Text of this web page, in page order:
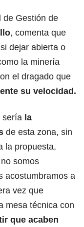
de Gestión de
, comenta que
dejar abierta o
la minería
el dragado que
su velocidad.
sería la
de esta zona, sin
la propuesta,
somos
acostumbramos a
vez que
mesa técnica con
que acaben